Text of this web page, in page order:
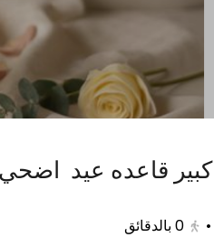
مفرزنات
قاعده عيد اضحي
•
0 بالدقائق